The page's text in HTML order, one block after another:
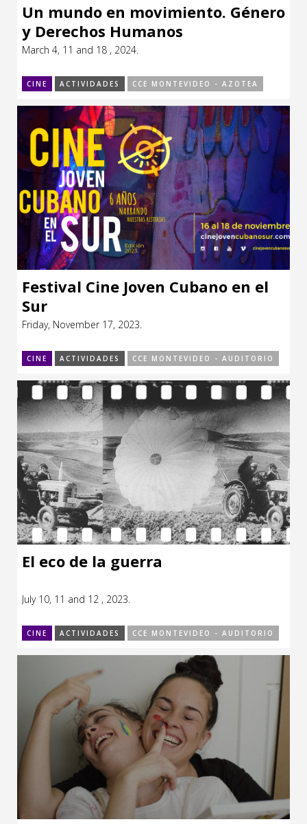
Un mundo en movimiento. Género
y Derechos Humanos
March 4, 11 and 18 , 2024.
CINE ACTIVIDADES CCE MONTEVIDEO - AZOTEA
Festival Cine Joven Cubano en el
Sur
Friday, November 17, 2023.
CINE ACTIVIDADES CCE MONTEVIDEO - AUDITORIO
El eco de la guerra
July 10, 11 and 12 , 2023.
CINE ACTIVIDADES CCE MONTEVIDEO - AUDITORIO